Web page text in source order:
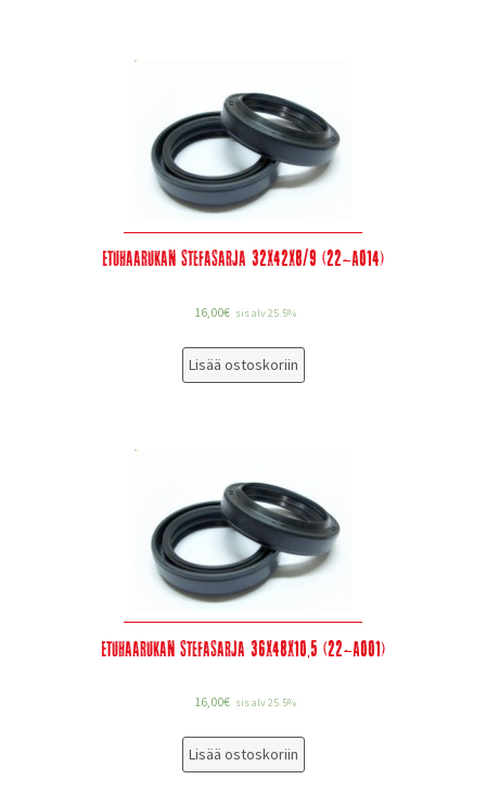
Etuhaarukan stefasarja 32x42x8/9 (22-A014)
16,00€ sis alv 25.5%
Lisää ostoskoriin
Etuhaarukan stefasarja 36x48x10,5 (22-A001)
16,00€ sis alv 25.5%
Lisää ostoskoriin